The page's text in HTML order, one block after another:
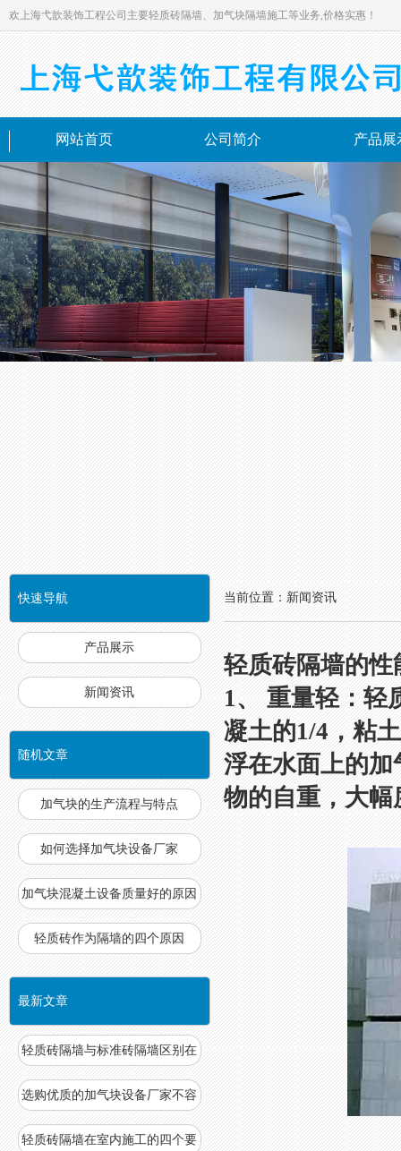
欢上海弋歆装饰工程公司主要轻质砖隔墙、加气块隔墙施工等业务,价格实惠！
网站首页 公司简介 产品展
快速导航
NAVIGATION
产品展示
新闻资讯
随机文章
加气块的生产流程与特点
如何选择加气块设备厂家
加气块混凝土设备质量好的原因
轻质砖作为隔墙的四个原因
最新文章
轻质砖隔墙与标准砖隔墙区别在
哪
选购优质的加气块设备厂家不容
易
轻质砖隔墙在室内施工的四个要
当前位置：新闻资讯
轻质砖隔墙的性
1、 重量轻：轻
凝土的1/4，粘
浮在水面上的
物的自重，大